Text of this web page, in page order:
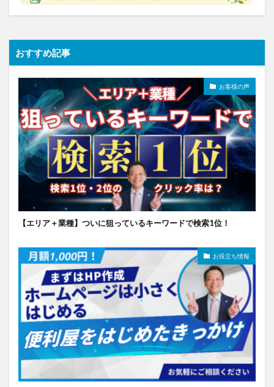
おすすめ記事
お客様の声
【エリア＋業種】ついに狙っているキーワードで検索1位！
お役立ち情報